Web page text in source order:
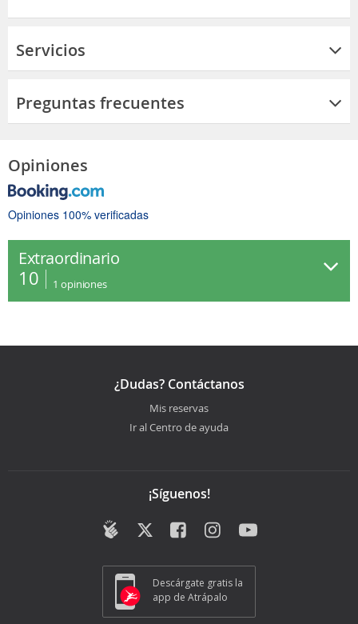
Servicios
Preguntas frecuentes
Opiniones
Opiniones 100% verificadas
Extraordinario
10 1 opiniones
¿Dudas? Contáctanos
Mis reservas
Ir al Centro de ayuda
¡Síguenos!
Descárgate gratis la
app de Atrápalo